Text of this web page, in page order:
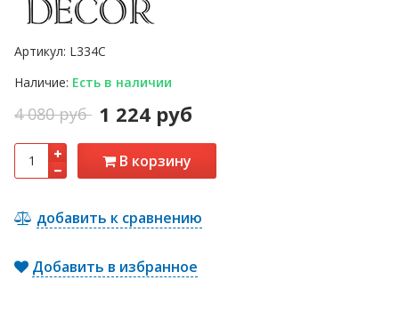
Артикул: L334C
Наличие: Есть в наличии
4 080 руб 1 224 руб
В корзину
добавить к сравнению
Добавить в избранное